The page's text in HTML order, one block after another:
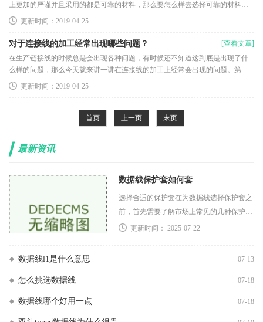
上更加的严谨并且采用的都是可靠的材料，那么要怎么样去选择可靠的材料
呢？pvc数据线有点就在于价格低，且绝缘性非常的好，耐候性也不错，对于其
更新时间：2019-04-25
对于连接线的加工经常出现哪些问题？
[查看文章]
在生产链接线的时候总是会出现各种问题，有时候还不知道这到底是出现了什
么样的问题，那么今天就来讲一讲在连接线的加工上经常会出现的问题。第一
个就是手轮故障，主要会发生这样的原因是因为手轮轴的开关接触不良，倍率
更新时间：2019-04-25
首页 上一页 末页
最新资讯
数据线保护套如何套
选择合适的保护套在为数据线选择保护套之
前，首先需要了解市场上常见的几种保护套
类型硅胶保护套硅胶材质的保护套柔软且有
更新时间： 2025-07-22
数据线l1是什么意思 07-13
怎么挑选数据线 07-18
数据线哪个好用一点 07-18